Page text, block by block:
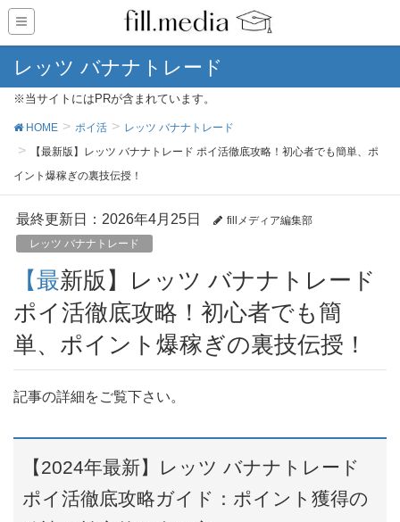
レッツ バナナトレード
※当サイトにはPRが含まれています。
HOME ポイ活
レッツ バナナトレード
【最新版】レッツ バナナトレード ポイ活徹底攻略！初心者でも簡単、ポ
イント爆稼ぎの裏技伝授！
最終更新日：2026年4月25日
fillメディア編集部
レッツ バナナトレード
【最新版】レッツ バナナトレード
ポイ活徹底攻略！初心者でも簡
単、ポイント爆稼ぎの裏技伝授！
記事の詳細をご覧下さい。
【2024年最新】レッツ バナナトレード
ポイ活徹底攻略ガイド：ポイント獲得の